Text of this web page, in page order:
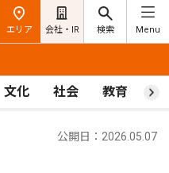
エリア 会社・IR 検索 Menu
文化 社会 教育 ス
公開日：2026.05.07